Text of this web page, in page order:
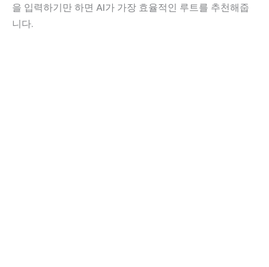
을 입력하기만 하면 AI가 가장 효율적인 루트를 추천해줍
니다.